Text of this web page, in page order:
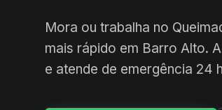
Mora ou trabalha no
mais rápido em Barro Alto.
e atende de emergência 24